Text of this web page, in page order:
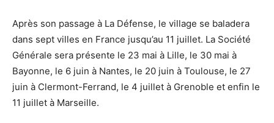
Après son passage à La Défense, le village se baladera
dans sept villes en France jusqu’au 11 juillet. La Société
Générale sera présente le 23 mai à Lille, le 30 mai à
Bayonne, le 6 juin à Nantes, le 20 juin à Toulouse, le 27
juin à Clermont-Ferrand, le 4 juillet à Grenoble et enfin le
11 juillet à Marseille.